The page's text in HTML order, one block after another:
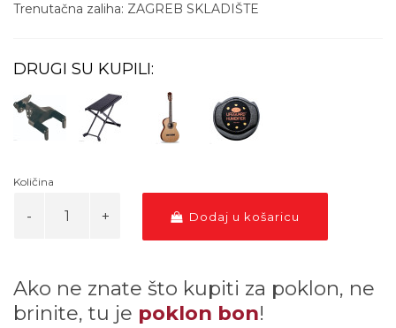
Trenutačna zaliha: ZAGREB SKLADIŠTE
DRUGI SU KUPILI:
Količina
Dodaj u košaricu
Ako ne znate što kupiti za poklon, ne
brinite, tu je poklon bon!